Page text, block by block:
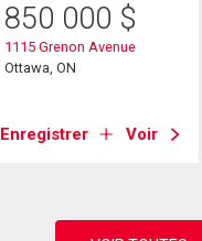
850 000 $
1115 Grenon Avenue
Ottawa, ON
Enregistrer Voir